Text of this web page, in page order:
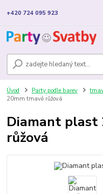
+420 724 095 923
Úvod Party podle barev
20mm tmavě růžová
Diamant plast
růžová